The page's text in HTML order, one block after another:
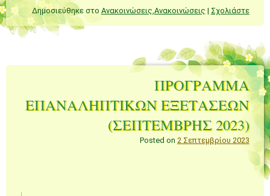
Δημοσιεύθηκε στο Ανακοινώσεις,Ανακοινώσεις | Σχολιάστε
ΠΡΟΓΡΑΜΜΑ
ΕΠΑΝΑΛΗΠΤΙΚΩΝ ΕΞΕΤΑΣΕΩΝ
(ΣΕΠΤΕΜΒΡΗΣ 2023)
Posted on 2 Σεπτεμβρίου 2023